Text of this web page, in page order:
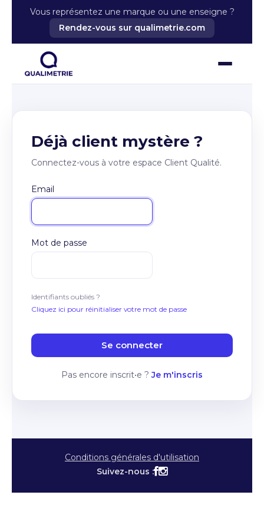
Vous représentez une marque ou une enseigne ?
Rendez-vous sur qualimetrie.com
Déjà client mystère ?
Connectez-vous à votre espace Client Qualité.
Email
Mot de passe
Identifiants oubliés ?
Cliquez ici pour réinitialiser votre mot de passe
Pas encore inscrit•e ?Je m'inscris
Conditions générales d'utilisation
Suivez-nous :